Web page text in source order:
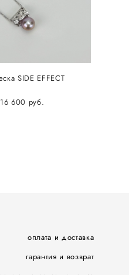
SIDE EFFECT
16 600 pуб.
оплата и доставка
гарантия и возврат